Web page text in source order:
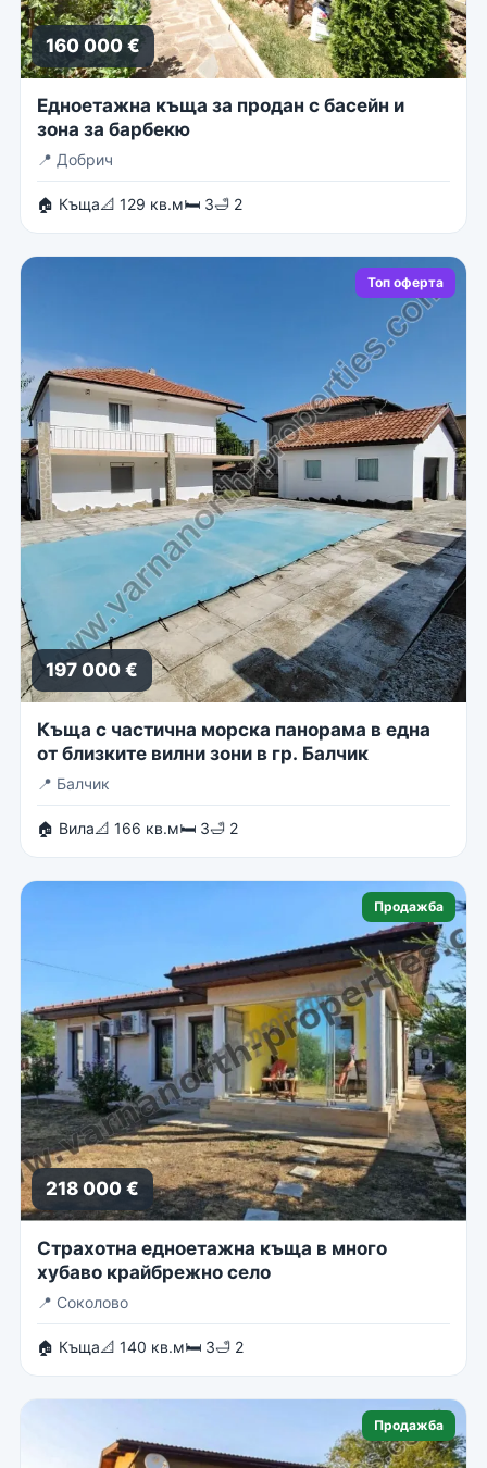
160 000 €
Едноетажна къща за продан с басейн и
зона за барбекю
📍 Добрич
🏠 Къща📐 129 кв.м🛏 3🛁 2
Топ оферта
197 000 €
Къща с частична морска панорама в една
от близките вилни зони в гр. Балчик
📍 Балчик
🏠 Вила📐 166 кв.м🛏 3🛁 2
Продажба
218 000 €
Страхотна едноетажна къща в много
хубаво крайбрежно село
📍 Соколово
🏠 Къща📐 140 кв.м🛏 3🛁 2
Продажба